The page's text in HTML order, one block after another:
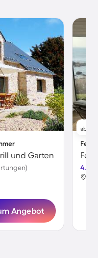
und Garten
Angebot
ab
4.9